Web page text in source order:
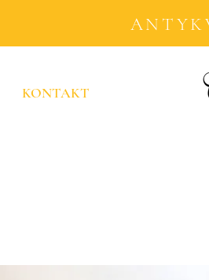
KONTAKT